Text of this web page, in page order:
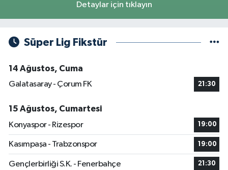
Detaylar için tıklayın
Süper Lig Fikstür
14 Ağustos, Cuma
Galatasaray - Çorum FK
21:30
15 Ağustos, Cumartesi
Konyaspor - Rizespor
19:00
Kasımpaşa - Trabzonspor 19:00
Gençlerbirliği S.K. - Fenerbahçe 21:30